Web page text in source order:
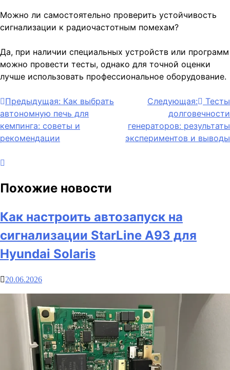
Можно ли самостоятельно проверить устойчивость
сигнализации к радиочастотным помехам?
Да, при наличии специальных устройств или программ
можно провести тесты, однако для точной оценки
лучше использовать профессиональное оборудование.
Навигация
по
записям
Предыдущая: Как выбрать
автономную печь для
кемпинга: советы и
рекомендации
Следующая:
Тесты
долговечности
генераторов: результаты
экспериментов и выводы
Похожие новости
Как настроить автозапуск на
сигнализации StarLine A93 для
Hyundai Solaris
20.06.2026